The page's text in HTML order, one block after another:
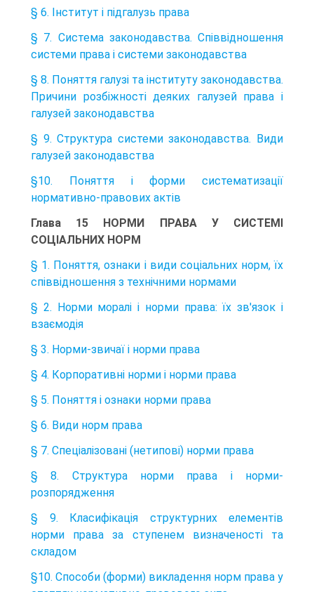
§ 6. Інститут і підгалузь права
§ 7. Система законодавства. Співвідношення
системи права і системи законодавства
§ 8. Поняття галузі та інституту законодавства.
Причини розбіжності деяких галузей права і
галузей законодавства
§ 9. Структура системи законодавства. Види
галузей законодавства
§10. Поняття і форми систематизації
нормативно-правових актів
Глава 15 НОРМИ ПРАВА У СИСТЕМІ
СОЦІАЛЬНИХ НОРМ
§ 1. Поняття, ознаки і види соціальних норм, їх
співвідношення з технічними нормами
§ 2. Норми моралі і норми права: їх зв'язок і
взаємодія
§ 3. Норми-звичаї і норми права
§ 4. Корпоративні норми і норми права
§ 5. Поняття і ознаки норми права
§ 6. Види норм права
§ 7. Спеціалізовані (нетипові) норми права
§ 8. Структура норми права і норми-
розпорядження
§ 9. Класифікація структурних елементів
норми права за ступенем визначеності та
складом
§10. Способи (форми) викладення норм права у